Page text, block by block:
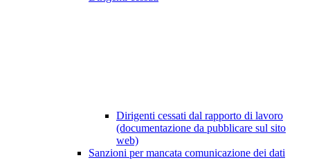
Dirigenti cessati dal rapporto di lavoro
(documentazione da pubblicare sul sito
web)
Sanzioni per mancata comunicazione dei dati